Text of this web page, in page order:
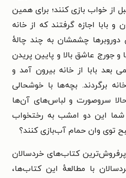
از خواب بازی کنند؛ برای همین
و بابا اجازه گرفتند که‌ از خانه
چشمشان به چند چالهٔ
جورج عاشق بالا و پایین پریدن
بعد بابا از خانه بیرون آمد و
برگردند. بچه‌ها با خوشحالی
سر‌و‌صورت و لباس‌‌های آن‌ها
این دو امشب به رختخواب
توی وان حمام آب‌بازی کنند؟
کتاب‌های خردسالان
با مطالعهٔ این کتاب‌ها،